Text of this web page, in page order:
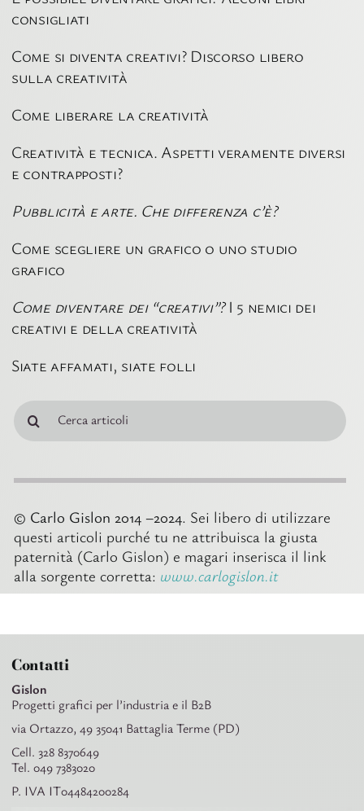
consigliati
Come si diventa creativi? Discorso libero
sulla creatività
Come liberare la creatività
Creatività e tecnica. Aspetti veramente diversi
e contrapposti?
Pubblicità e arte. Che differenza c’è?
Come scegliere un grafico o uno studio
grafico
Come diventare dei “creativi”?I 5 nemici dei
creativi e della creatività
Siate affamati, siate folli
per:
© Carlo Gislon 2014 –2024. Sei libero di utilizzare
questi articoli purché tu ne attribuisca la giusta
paternità (Carlo Gislon) e magari inserisca il link
alla sorgente corretta: www.carlogislon.it
Contatti
Gislon
Progetti grafici per l’industria e il B2B
via Ortazzo, 49 35041 Battaglia Terme (PD)
Cell. 328 8370649
Tel. 049 7383020
P. IVA IT04484200284